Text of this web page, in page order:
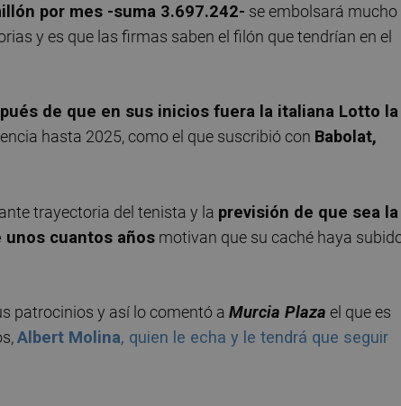
por mes -suma 3.697.242- se embolsará mucho
y es que las firmas saben el filón que tendrían en el
de que en sus inicios fuera la italiana Lotto la
hasta 2025, como el que suscribió con Babolat,
trayectoria del tenista y la previsión de que sea la
cuantos años motivan que su caché haya
patrocinios y así lo comentó a Murcia Plaza el que es
Albert Molina, quien le echa y le tendrá que seguir